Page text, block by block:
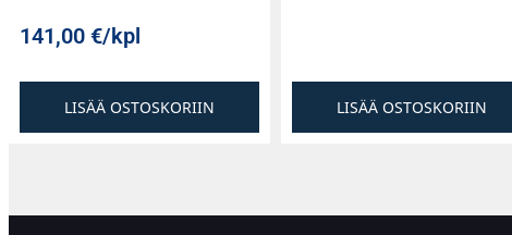
141,00 €/kpl
LISÄÄ OSTOSKORIIN LISÄÄ OSTOSKORIIN